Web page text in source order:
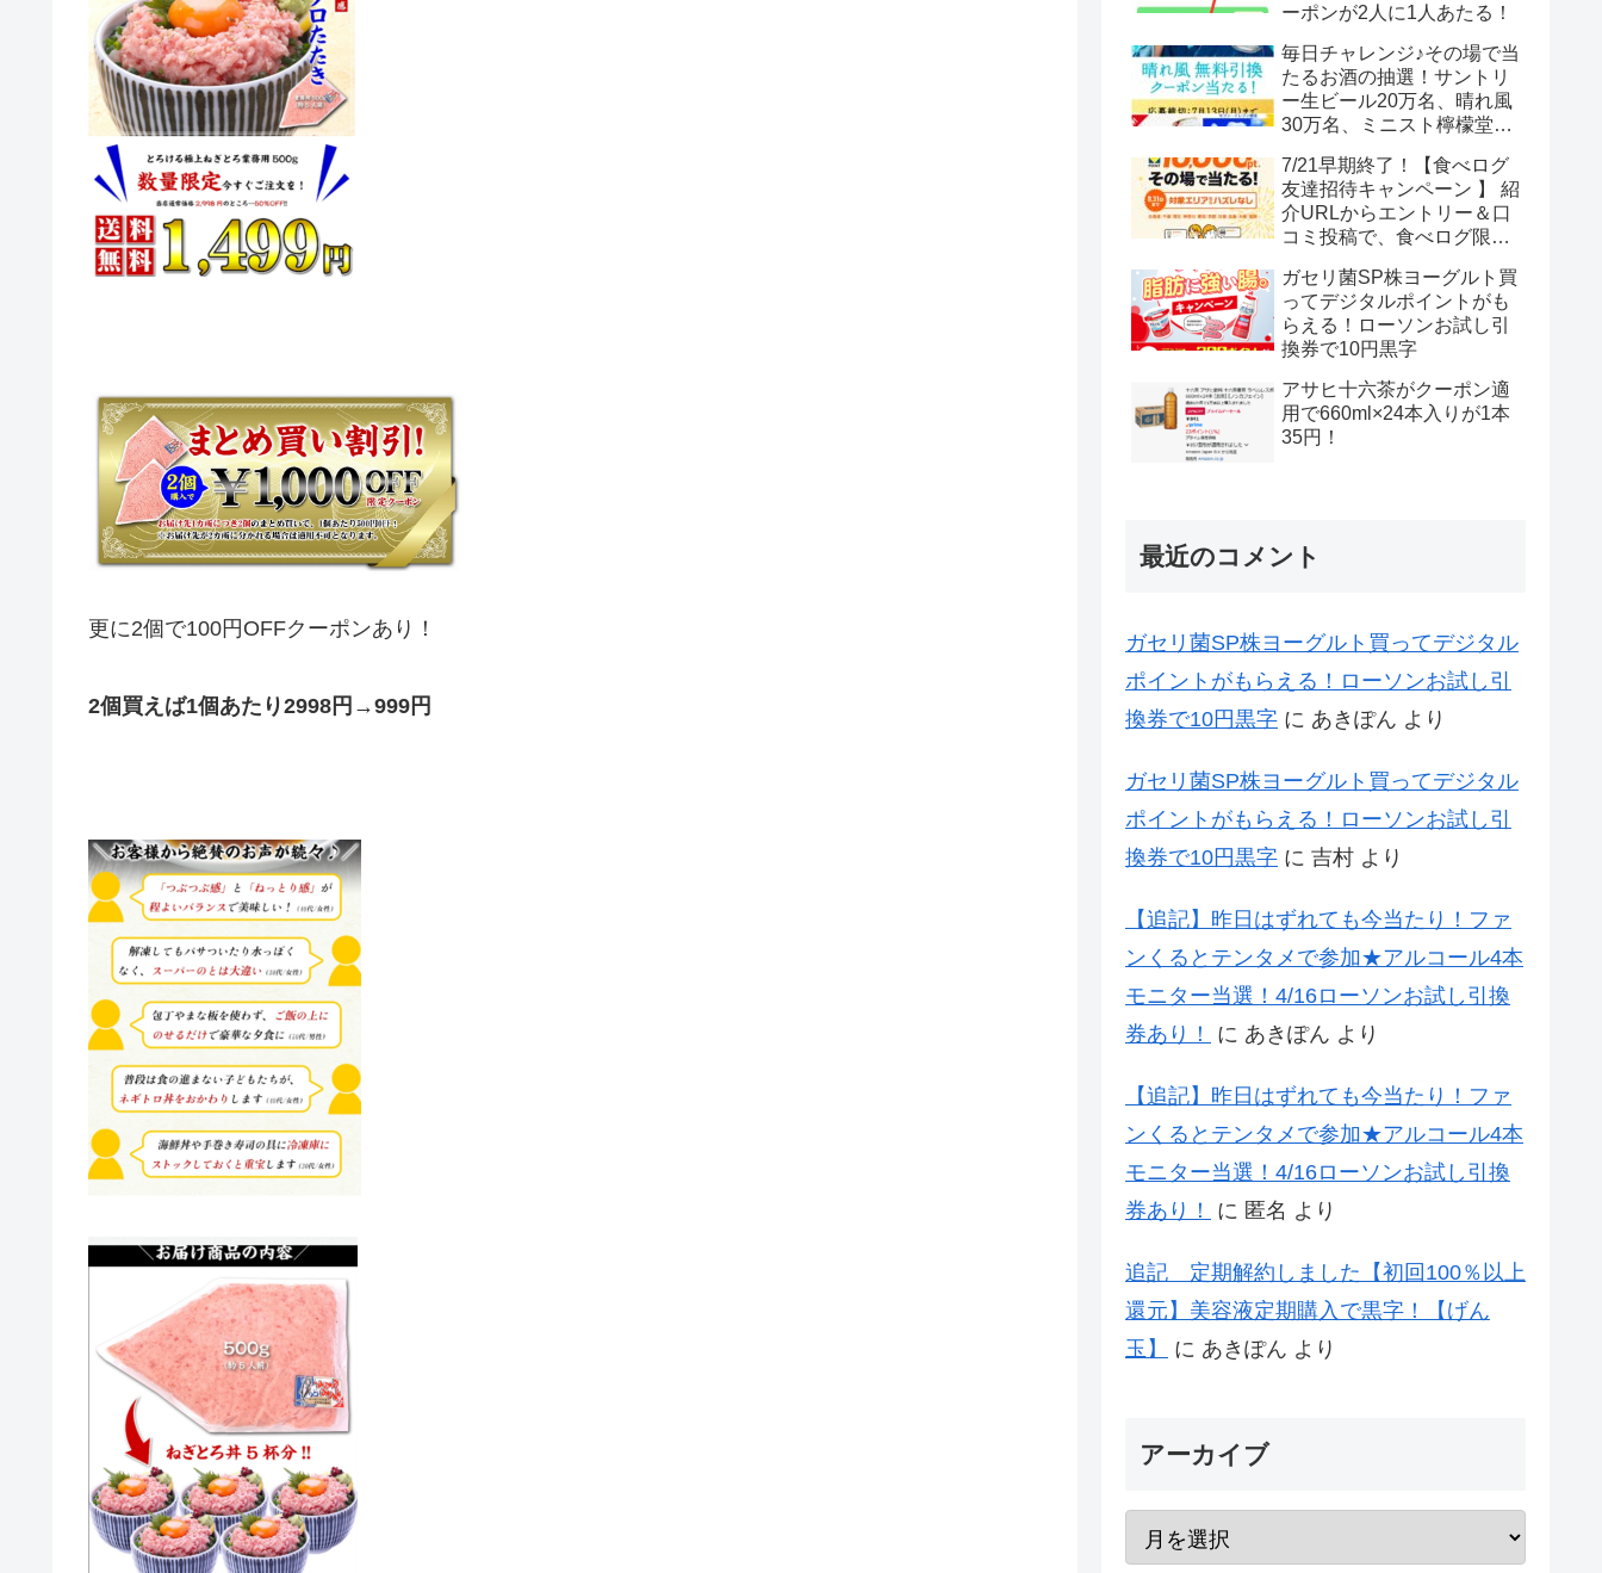
更に2個で100円OFFクーポンあり！
2個買えば1個あたり2998円→999円
ーポンが2人に1人あたる！
毎日チャレンジ♪その場で当
たるお酒の抽選！サントリ
ー生ビール20万名、晴れ風
30万名、ミニスト檸檬堂2
ボール12.3万名
7/21早期終了！【食べログ
友達招待キャンペーン 】 紹
介URLからエントリー＆口
コミ投稿で、食べログ限定
トがもらえる
ガセリ菌SP株ヨーグルト買
ってデジタルポイントがも
らえる！ローソンお試し引
換券で10円黒字
アサヒ十六茶がクーポン適
用で660ml×24本入りが1本
35円！
最近のコメント
ガセリ菌SP株ヨーグルト買ってデジタル
ポイントがもらえる！ローソンお試し引
換券で10円黒字 に あきぽん より
ガセリ菌SP株ヨーグルト買ってデジタル
ポイントがもらえる！ローソンお試し引
換券で10円黒字 に 吉村 より
【追記】昨日はずれても今当たり！ファ
ンくるとテンタメで参加★アルコール4本
モニター当選！4/16ローソンお試し引換
券あり！
に あきぽん より
【追記】昨日はずれても今当たり！ファ
ンくるとテンタメで参加★アルコール4本
モニター当選！4/16ローソンお試し引換
券あり！
に 匿名 より
追記 定期解約しました【初回100％以上
還元】美容液定期購入で黒字！【げん
玉】
に あきぽん より
アーカイブ